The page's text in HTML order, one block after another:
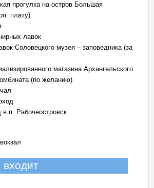
прогулка на остров Большая
плату)
лавок
Соловецкого музея – заповедника (за
магазина Архангельского
(по желанию)
в п. Рабочеостровск
входит